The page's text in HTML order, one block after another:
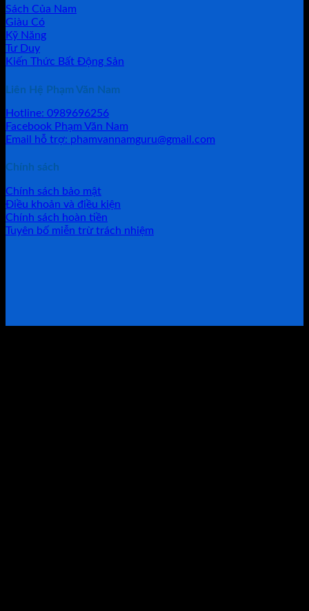
Sách Của Nam
Giàu Có
Kỹ Năng
Tư Duy
Kiến Thức Bất Động Sản
Liên Hệ Phạm Văn Nam
Hotline: 0989696256
Facebook Phạm Văn Nam
Email hỗ trợ: phamvannamguru@gmail.com
Chính sách
Chính sách bảo mật
Điều khoản và điều kiện
Chính sách hoàn tiền
Tuyên bố miễn trừ trách nhiệm